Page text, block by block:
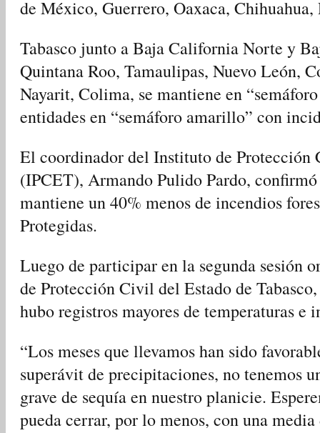
de México, Guerrero, Oaxaca,
Tabasco junto a Baja California Norte y
Quintana Roo, Tamaulipas, Nuevo León,
Nayarit, Colima, se mantiene en
entidades en “semáforo amarillo” con
El coordinador del Instituto de Protección
(IPCET), Armando Pulido Pardo, confirmó
mantiene un 40% menos de incendios
Protegidas.
Luego de participar en la segunda sesión
de Protección Civil del Estado de
hubo registros mayores de temperaturas e
“Los meses que llevamos han sido
superávit de precipitaciones, no tenemos
grave de sequía en nuestro planicie.
pueda cerrar, por lo menos, con una